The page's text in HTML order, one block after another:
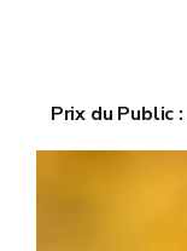
Prix du Public :